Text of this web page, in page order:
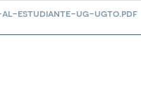
al-estudiante-ug-ugto.pdf